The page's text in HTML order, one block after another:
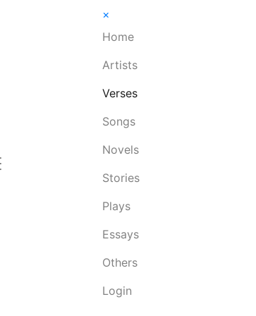
×
Home
Artists
Verses
Songs
Novels
Stories
Plays
Essays
Others
Login